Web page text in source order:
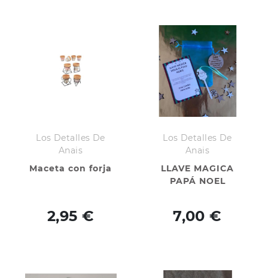
Los Detalles De
Anais
Maceta con forja
2,95 €
Los Detalles De
Anais
LLAVE MAGICA
PAPÁ NOEL
7,00 €